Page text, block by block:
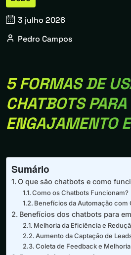
3 julho 2026
Pedro Campos
5 FORMAS DE
CHATBOTS PARA
ENGAJAMENTO
Sumário
O que são chatbots e como
Como os Chatbots Funcionam?
Benefícios da Automação com
Benefícios dos chatbots para
Melhoria da Eficiência e
Aumento da Captação de
Coleta de Feedback e